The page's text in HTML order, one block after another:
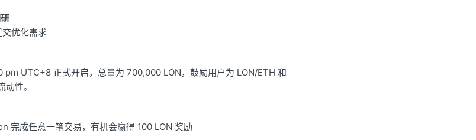
优化需求
pm UTC+8 正式开启，总量为 700,000 LON，鼓励用户为 LON/ETH 和
性。
完成任意一笔交易，有机会赢得 100 LON 奖励